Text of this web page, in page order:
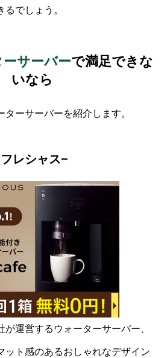
でしょう。
サーバーで満足できな
いなら
ーサーバーを紹介します。
レシャス−
運営するウォーターサーバー、
ット感のあるおしゃれなデザイン